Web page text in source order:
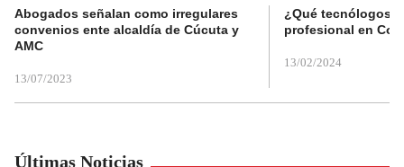
Abogados señalan como irregulares
convenios ente alcaldía de Cúcuta y
AMC
13/07/2023
¿Qué tecnólogos
profesional en
13/02/2024
Últimas Noticias